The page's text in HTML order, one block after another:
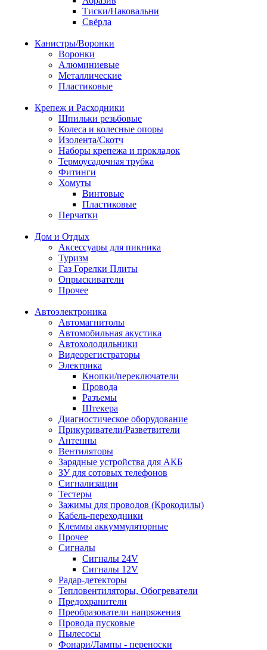
Тиски/Наковальни
Свёрла
Канистры/Воронки
Воронки
Алюминиевые
Металлические
Пластиковые
Крепеж и Расходники
Шпильки резьбовые
Колеса и колесные опоры
Изолента/Скотч
Наборы крепежа и прокладок
Термоусадочная трубка
Фитинги
Хомуты
Винтовые
Пластиковые
Перчатки
Дом и Отдых
Аксессуары для пикника
Туризм
Газ Горелки Плиты
Опрыскиватели
Прочее
Автоэлектроника
Автомагнитолы
Автомобильная акустика
Автохолодильники
Видеорегистраторы
Электрика
Кнопки/переключатели
Провода
Разъемы
Штекера
Диагностическое оборудование
Прикуриватели/Разветвители
Антенны
Вентиляторы
Зарядные устройства для АКБ
ЗУ для сотовых телефонов
Сигнализации
Тестеры
Зажимы для проводов (Крокодилы)
Кабель-переходники
Клеммы аккуммуляторные
Прочее
Сигналы
Сигналы 24V
Сигналы 12V
Радар-детекторы
Тепловентиляторы, Обогреватели
Предохранители
Преобразователи напряжения
Провода пусковые
Пылесосы
Фонари/Лампы - переноски